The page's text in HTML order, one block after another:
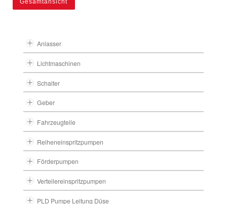
Gesamtansicht
Anlasser
Lichtmaschinen
Schalter
Geber
Fahrzeugteile
Reiheneinspritzpumpen
Förderpumpen
Verteilereinspritzpumpen
PLD Pumpe Leitung Düse